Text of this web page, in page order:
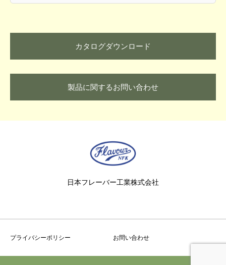
カタログダウンロード
製品に関するお問い合わせ
日本フレーバー工業株式会社
プライバシーポリシー お問い合わせ